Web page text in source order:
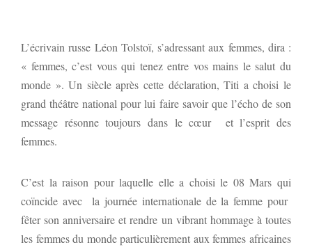
L’écrivain russe Léon Tolstoï, s’adressant aux femmes, dira :
« femmes, c’est vous qui tenez entre vos mains le salut du
monde ». Un siècle après cette déclaration, Titi a choisi le
grand théâtre national pour lui faire savoir que l’écho de son
message résonne toujours dans le cœur et l’esprit des
femmes.
C’est la raison pour laquelle elle a choisi le 08 Mars qui
coïncide avec la journée internationale de la femme pour
fêter son anniversaire et rendre un vibrant hommage à toutes
les femmes du monde particulièrement aux femmes africaines